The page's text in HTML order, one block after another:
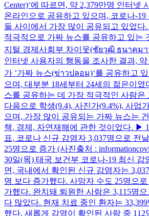
Center)‘에 따르면, 약 2,379만명 인터넷
온라인으로 공유하고 있으며, 코로나-19
들 사이에서 가장 많이 공유되고 있었다
적극적으로 가짜 뉴스를 공유하고 있는
지털 경제사회부 차이웃(ชัยวุฒิ ธนาคม
인터넷 사용자의 행동을 조사한 결과,
가 ’가짜 뉴스(ข่าวปลอม)‘를 공유하고
으며, 대부분 18세부터 24세의 젊은이였
스를 공유하는 데 가장 적극적인 사람은
다음으로 학생(9.4), 사진가(9.4%), 사업
으며, 가장 많이 공유되는 가짜 뉴스는
책, 경제, 자연재해에 관한 것이었다. ▶
표, 코로나 신규 감염자 3,037명으로 전
25명으로 증가 (사진출처 :
30일(목) 태국 보건부 코로나-19 최신 감
면, 국내에서 확인된 신규 감염자는
명 보다 증가했다. 사망자 수도 25명으
가했다. 완치돼 퇴원한 사람은 3,115명
다 많았다. 현재 치료 중인 환자는
했다. 새롭게 감염이 확인된 사람 중